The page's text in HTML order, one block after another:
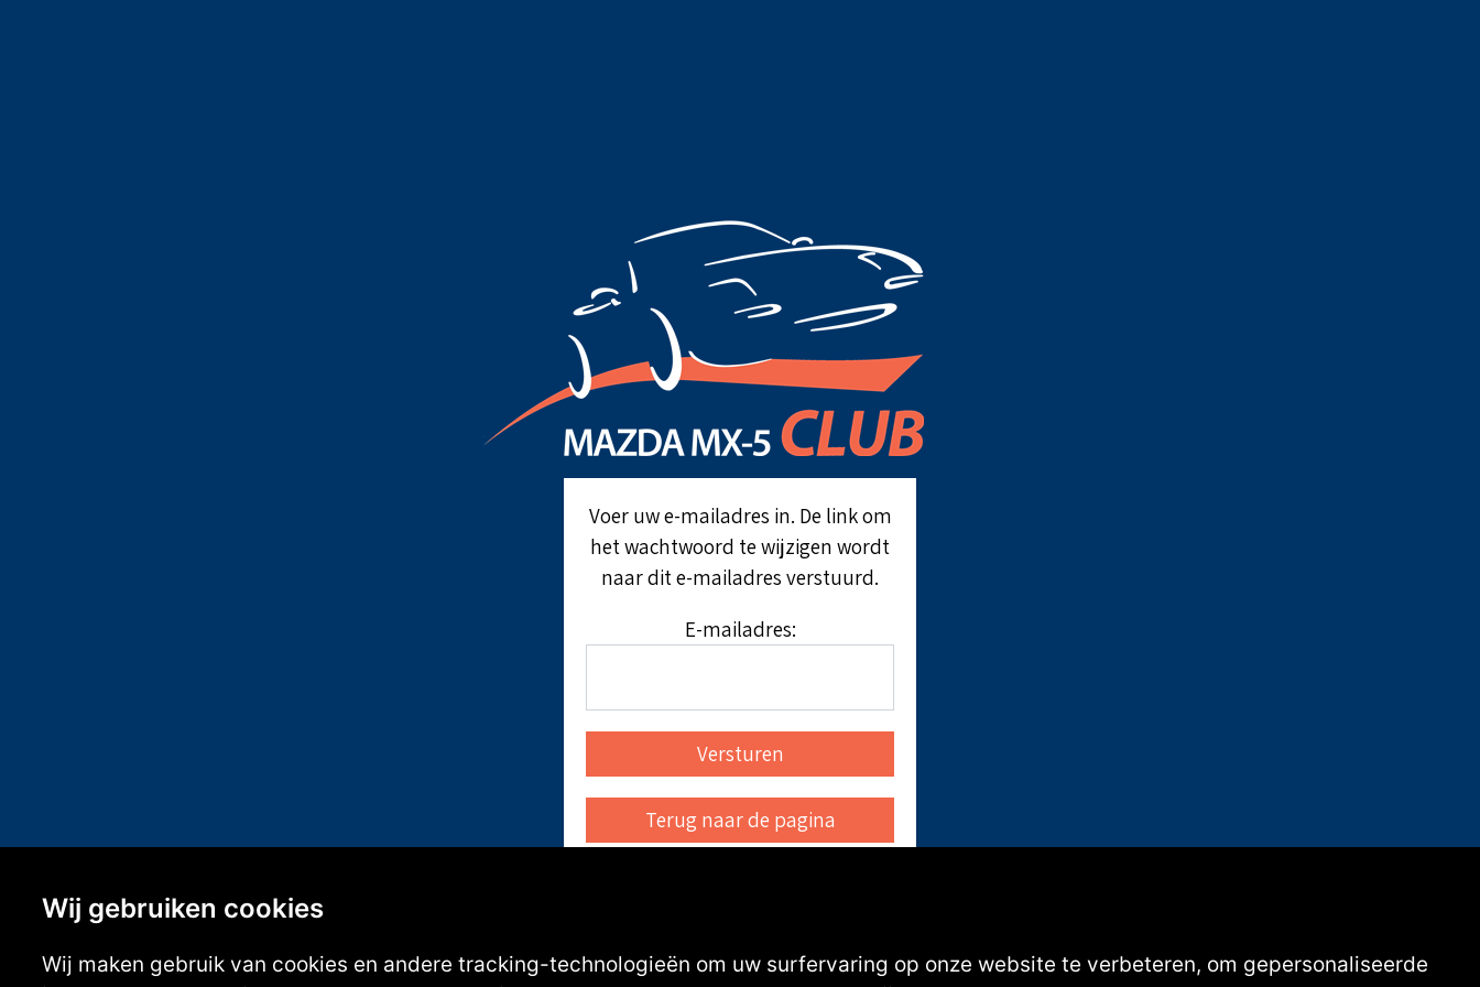
Voer uw e-mailadres in. De link om
het wachtwoord te wijzigen wordt
naar dit e-mailadres verstuurd.
E-mailadres:
Wij gebruiken cookies
Wij maken gebruik van cookies en andere tracking-technologieën om uw surfervaring op onze website te verbeteren, om gepersonaliseerde